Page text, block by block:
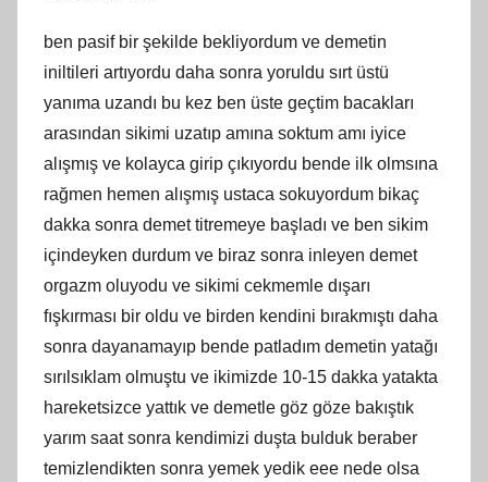
ben pasif bir şekilde bekliyordum ve demetin
iniltileri artıyordu daha sonra yoruldu sırt üstü
yanıma uzandı bu kez ben üste geçtim bacakları
arasından sikimi uzatıp amına soktum amı iyice
alışmış ve kolayca girip çıkıyordu bende ilk olmsına
rağmen hemen alışmış ustaca sokuyordum bikaç
dakka sonra demet titremeye başladı ve ben sikim
içindeyken durdum ve biraz sonra inleyen demet
orgazm oluyodu ve sikimi cekmemle dışarı
fışkırması bir oldu ve birden kendini bırakmıştı daha
sonra dayanamayıp bende patladım demetin yatağı
sırılsıklam olmuştu ve ikimizde 10-15 dakka yatakta
hareketsizce yattık ve demetle göz göze bakıştık
yarım saat sonra kendimizi duşta bulduk beraber
temizlendikten sonra yemek yedik eee nede olsa